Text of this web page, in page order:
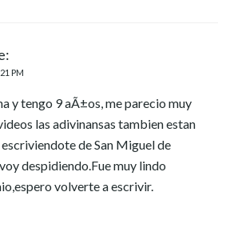
PM
y tengo 9 aÃ±os, me parecio muy
las adivinansas tambien estan
de San Miguel de
despidiendo.Fue muy lindo
volverte a escrivir.